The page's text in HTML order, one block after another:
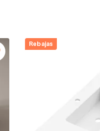
Rebajas